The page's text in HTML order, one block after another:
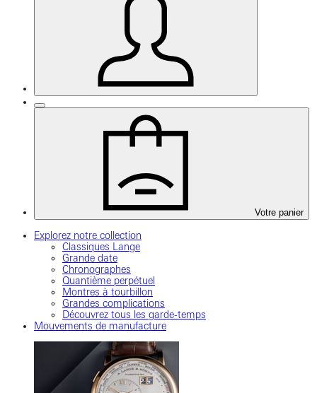
Votre panier
Explorez notre collection
Classiques Lange
Grande date
Chronographes
Quantième perpétuel
Montres à tourbillon
Grandes complications
Découvrez tous les garde-temps
Mouvements de manufacture